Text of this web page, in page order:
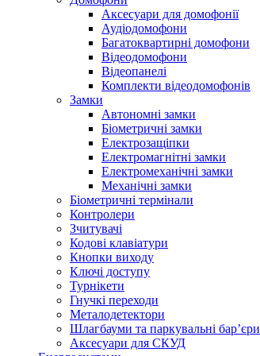
Аксесуари для домофонії
Аудіодомофони
Багатоквартирні домофони
Відеодомофони
Відеопанелі
Комплекти відеодомофонів
Замки
Автономні замки
Біометричні замки
Електрозащіпки
Електромагнітні замки
Електромеханічні замки
Механічні замки
Біометричні термінали
Контролери
Зчитувачі
Кодові клавіатури
Кнопки виходу
Ключі доступу
Турнікети
Гнучкі переходи
Металодетектори
Шлагбауми та паркувальні бар’єри
Аксесуари для СКУД